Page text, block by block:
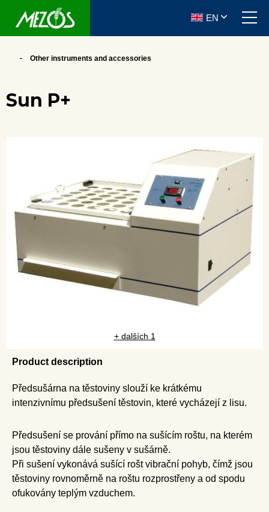
EN
Other instruments and accessories
Sun P+
+ dalších 1
Product description
Předsušárna na těstoviny slouží ke krátkému
intenzivnímu předsušení těstovin, které vycházejí z lisu.
Předsušení se prování přímo na sušícím roštu, na kterém
jsou těstoviny dále sušeny v sušárně.
Při sušení vykonává sušící rošt vibrační pohyb, čímž jsou
těstoviny rovnoměrně na roštu rozprostřeny a od spodu
ofukovány teplým vzduchem.